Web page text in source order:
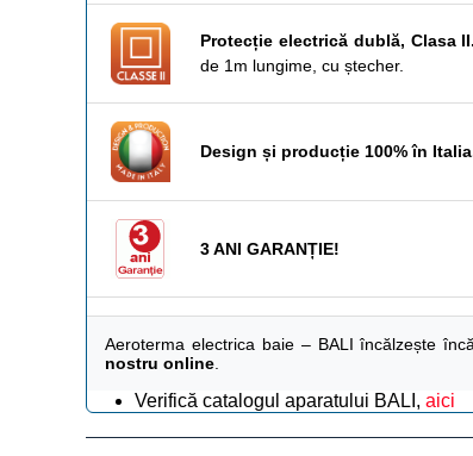
Protecție electrică dublă, Clasa II.
de 1m lungime, cu ștecher.
Design și producție 100% în
3 ANI GARANȚIE!
Aeroterma electrica baie – BALI încălzește
nostru online.
Verifică catalogul aparatului BALI, aici